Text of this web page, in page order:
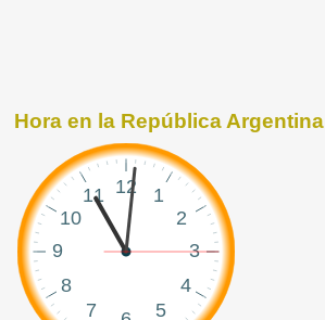
Hora en la República Argentina